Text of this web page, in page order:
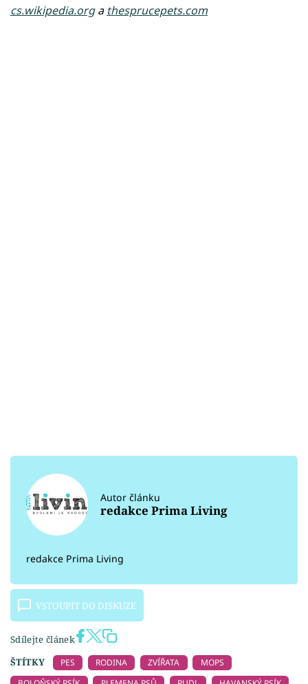
cs.wikipedia.orga thesprucepets.com
Autor článku
redakce Prima Living
redakce Prima Living
VSTOUPIT DO DISKUZE
Sdílejte článek
ŠTÍTKY
PES RODINA ZVÍŘATA
MOPS